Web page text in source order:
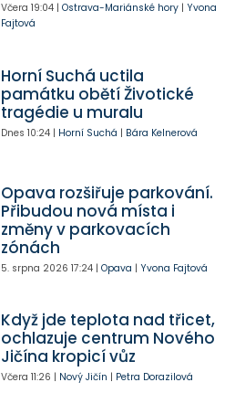
Včera 19:04| Ostrava-Mariánské hory| Yvona
Fajtová
Horní Suchá uctila
památku obětí Životické
tragédie u muralu
Dnes 10:24| Horní Suchá | Bára Kelnerová
Opava rozšiřuje parkování.
Přibudou nová místa i
změny v parkovacích
zónách
5. srpna 2026 17:24| Opava | Yvona Fajtová
Když jde teplota nad třicet,
ochlazuje centrum Nového
Jičína kropicí vůz
Včera 11:26 | Nový Jičín | Petra Dorazilová